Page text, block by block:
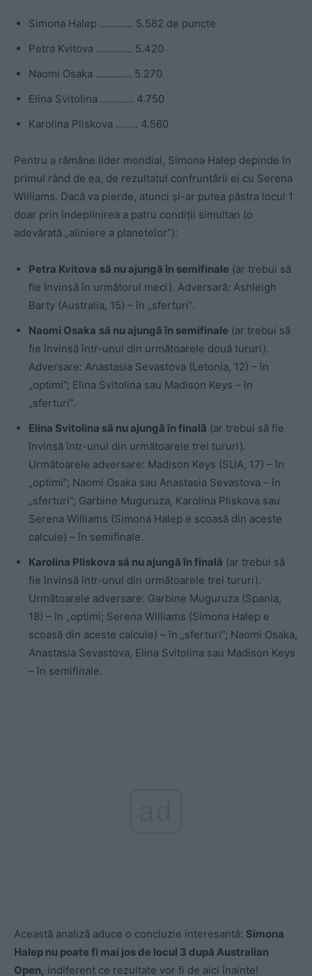
Simona Halep ………… 5.582 de puncte
Petra Kvitova …………. 5.420
Naomi Osaka …………. 5.270
Elina Svitolina ………… 4.750
Karolina Pliskova …….. 4.560
Pentru a rămâne lider mondial, Simona Halep depinde în
primul rând de ea, de rezultatul confruntării ei cu Serena
Williams. Dacă va pierde, atunci şi-ar putea păstra locul 1
doar prin îndeplinirea a patru condiții simultan (o
adevărată „aliniere a planetelor”):
Petra Kvitova să nu ajungă în semifinale (ar trebui să
fie învinsă în următorul meci). Adversară: Ashleigh
Barty (Australia, 15) – în „sferturi”.
Naomi Osaka să nu ajungă în semifinale (ar trebui să
fie învinsă într-unul din următoarele două tururi).
Adversare: Anastasia Sevastova (Letonia, 12) – în
„optimi”; Elina Svitolina sau Madison Keys – în
„sferturi”.
Elina Svitolina să nu ajungă în finală (ar trebui să fie
învinsă într-unul din următoarele trei tururi).
Următoarele adversare: Madison Keys (SUA, 17) – în
„optimi”; Naomi Osaka sau Anastasia Sevastova – în
„sferturi”; Garbine Muguruza, Karolina Pliskova sau
Serena Williams (Simona Halep e scoasă din aceste
calcule) – în semifinale.
Karolina Pliskova să nu ajungă în finală (ar trebui să
fie învinsă într-unul din următoarele trei tururi).
Următoarele adversare: Garbine Muguruza (Spania,
18) – în „optimi; Serena Williams (Simona Halep e
scoasă din aceste calcule) – în „sferturi”; Naomi Osaka,
Anastasia Sevastova, Elina Svitolina sau Madison Keys
– în semifinale.
Această analiză aduce o concluzie interesantă: Simona
Halep nu poate fi mai jos de locul 3 după Australian
Open, indiferent ce rezultate vor fi de aici înainte!